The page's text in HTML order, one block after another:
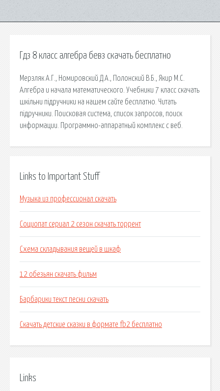
Гдз 8 класс алгебра бевз скачать бесплатно
Мерзляк А.Г., Номировский Д.А., Полонский В.Б., Якир М.С.
Алгебра и начала математического. Учебники 7 класс скачать
шкільни підручники на нашем сайте бесплатно. Читать
підручники. Поисковая сиcтема, список запросов, поиск
информации. Программно-аппаратный комплекс с веб.
Links to Important Stuff
Музыка из профессионал скачать
Социопат сериал 2 сезон скачать торрент
Схема складывания вещей в шкаф
12 обезьян скачать фильм
Барбарики текст песни скачать
Скачать детские сказки в формате fb2 бесплатно
Links